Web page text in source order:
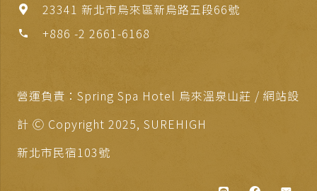
23341 新北市烏來區新烏路五段66號
phone +886 -2 2661-6168
營運負責：Spring Spa Hotel 烏來溫泉山莊 / 網站設
計 Ⓒ Copyright 2025, SUREHIGH
新北市民宿103號